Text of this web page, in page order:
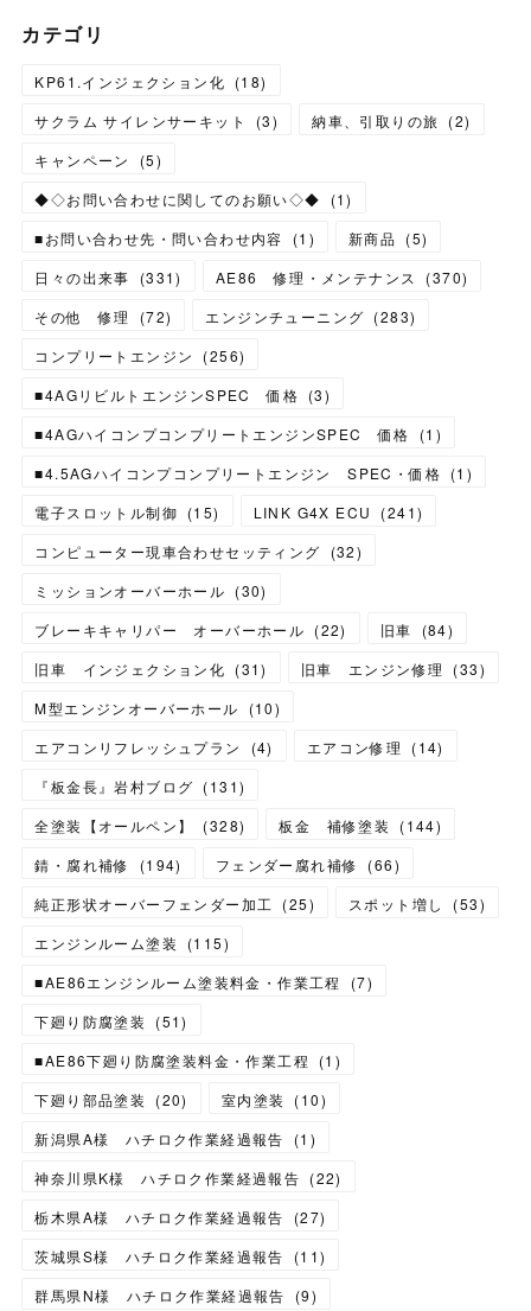
カテゴリ
KP61.インジェクション化 (18)
サクラム サイレンサーキット
(3) 納車、引取りの旅 (2)
キャンペーン
(5)
◆◇お問い合わせに関してのお願い◇◆
(1)
■お問い合わせ先・問い合わせ内容
(1 ) 新商品 (5)
日々の出来事
(331) AE86 修理・メンテナンス (370)
その他 修理
(72) エンジンチューニング (283)
コンプリートエンジン
(256)
■4AGリビルトエンジンSPEC 価格 (3)
■4AGハイコンプコンプリートエンジンSPEC 価格
(1 )
■4.5AGハイコンプコンプリートエンジン SPEC・価格 (1 )
電子スロットル制御 (15) LINK G4X ECU (241)
コンピューター現車合わせセッティング
(32)
ミッションオーバーホール (30)
ブレーキキャリパー オーバーホール (22) 旧車 (84)
旧車 インジェクション化 (31) 旧車 エンジン修理 (33)
M型エンジンオーバーホール
(10)
エアコンリフレッシュプラン
(4) エアコン修理 (14)
『板金長』岩村ブログ (131)
全塗装【オールペン】
(328) 板金 補修塗装 (144)
錆・腐れ補修
(194) フェンダー腐れ補修 (66)
純正形状オーバーフェンダー加工
(25) スポット増し (53)
エンジンルーム塗装
(115)
■AE86エンジンルーム塗装料金・作業工程
(7)
下廻り防腐塗装
(51)
■AE86下廻り防腐塗装料金・作業工程
(1 )
下廻り部品塗装
(20) 室内塗装 (10)
新潟県A様 ハチロク作業経過報告
(1 )
神奈川県K様 ハチロク作業経過報告 (22)
栃木県A様 ハチロク作業経過報告
(27)
茨城県S様 ハチロク作業経過報告
(11)
群馬県N様 ハチロク作業経過報告
(9)